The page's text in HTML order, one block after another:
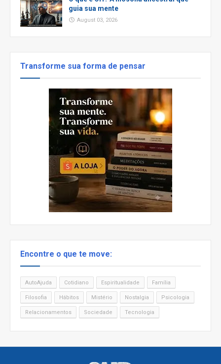
guia sua mente
August 03, 2026
Transforme sua forma de pensar
Encontre o que te move:
AutoAjuda Cotidiano Espiritualidade Família
Filosofia Hábitos Mistério Nostalgia Psicologia
Relacionamentos Sociedade Tecnologia